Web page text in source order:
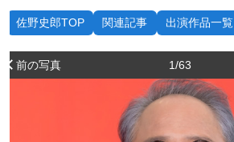
佐野史郎TOP 関連記事 出演作品一覧
前の写真 1/63